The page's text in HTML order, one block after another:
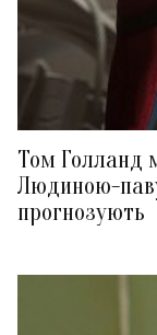
Том Голланд
Людиною-
прогнозують